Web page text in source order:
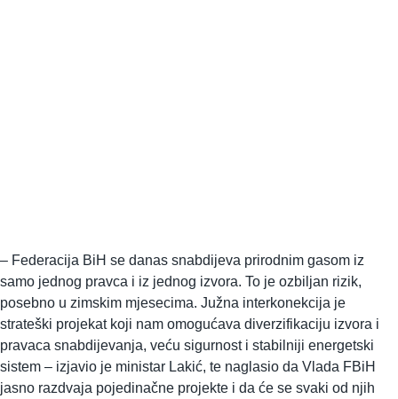
– Federacija BiH se danas snabdijeva prirodnim gasom iz
samo jednog pravca i iz jednog izvora. To je ozbiljan rizik,
posebno u zimskim mjesecima. Južna interkonekcija je
strateški projekat koji nam omogućava diverzifikaciju izvora i
pravaca snabdijevanja, veću sigurnost i stabilniji energetski
sistem – izjavio je ministar Lakić, te naglasio da Vlada FBiH
jasno razdvaja pojedinačne projekte i da će se svaki od njih